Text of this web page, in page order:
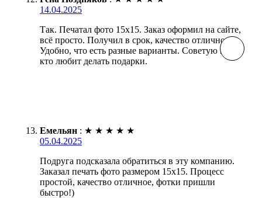
14.04.2025
Так. Печатал фото 15х15. Заказ оформил на сайте,
всё просто. Получил в срок, качество отличное.
Удобно, что есть разные варианты. Советую всем,
кто любит делать подарки.
Емельян : ★ ★ ★ ★ ★
05.04.2025
Подруга подсказала обратиться в эту компанию.
Заказал печать фото размером 15х15. Процесс
простой, качество отличное, фотки пришли
быстро!)